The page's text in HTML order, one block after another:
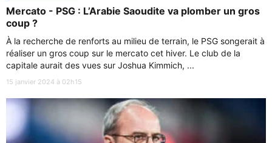
Mercato - PSG : L’Arabie Saoudite va plomber un gros
coup ?
À la recherche de renforts au milieu de terrain, le PSG songerait à
réaliser un gros coup sur le mercato cet hiver. Le club de la
capitale aurait des vues sur Joshua Kimmich, ...
15 janvier 2024 à 02h15